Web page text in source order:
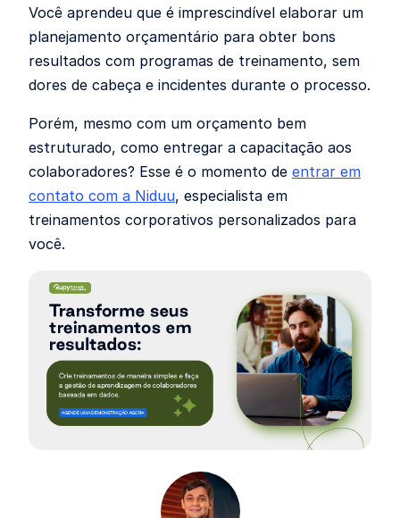
Você aprendeu que é imprescindível elaborar um
planejamento orçamentário para obter bons
resultados com programas de treinamento, sem
dores de cabeça e incidentes durante o processo.
Porém, mesmo com um orçamento bem
estruturado, como entregar a capacitação aos
colaboradores? Esse é o momento de entrar em
contato com a Niduu, especialista em
treinamentos corporativos personalizados para
você.